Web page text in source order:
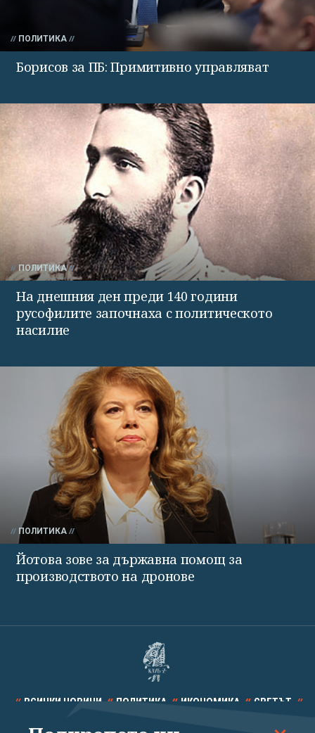
ПОЛИТИКА
Борисов за ПБ: Примитивно управляват
ПОЛИТИКА
На днешния ден преди 140 години
русофилите започнаха с политическото
насилие
ПОЛИТИКА
Йотова зове за държавна помощ за
производството на дронове
ВСИЧКИ НОВИНИ ПОЛИТИКА ИКОНОМИКА СВЕТЪТ
СПОРТ КУЛТУРА ТЕХНОЛОГИИ КАЛЕЙДОСКОП